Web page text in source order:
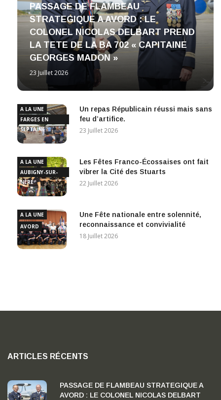
PASSAGE DE FLAMBEAU
STRATEGIQUE A AVORD : LE
COLONEL NICOLAS DELBART PREND
LA TETE DE LA BA 702 « CAPITAINE
GEORGES MADON »
23 Juillet 2026
A LA UNE
FARGES EN
SEPTAINE
Un repas Républicain réussi mais sans
feu d’artifice.
23 Juillet 2026
A LA UNE
AUBIGNY-SUR-
NÈRE
Les Fêtes Franco-Écossaises ont fait
vibrer la Cité des Stuarts
22 Juillet 2026
A LA UNE
AVORD
Une Fête nationale entre solennité,
reconnaissance et convivialité
18 Juillet 2026
ARTICLES RÉCENTS
PASSAGE DE FLAMBEAU STRATEGIQUE A
AVORD : LE COLONEL NICOLAS DELBART